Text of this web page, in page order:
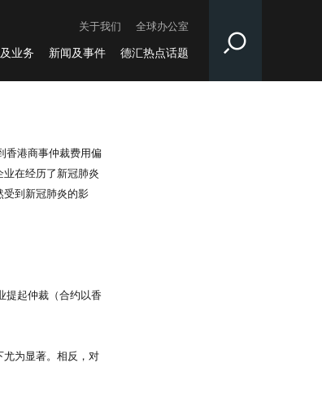
关于我们 全球办公室
业务 新闻及事件 德汇热点话题
香港商事仲裁费用偏
在经历了新冠肺炎
受到新冠肺炎的影
提起仲裁（合约以香
尤为显著。相反，对